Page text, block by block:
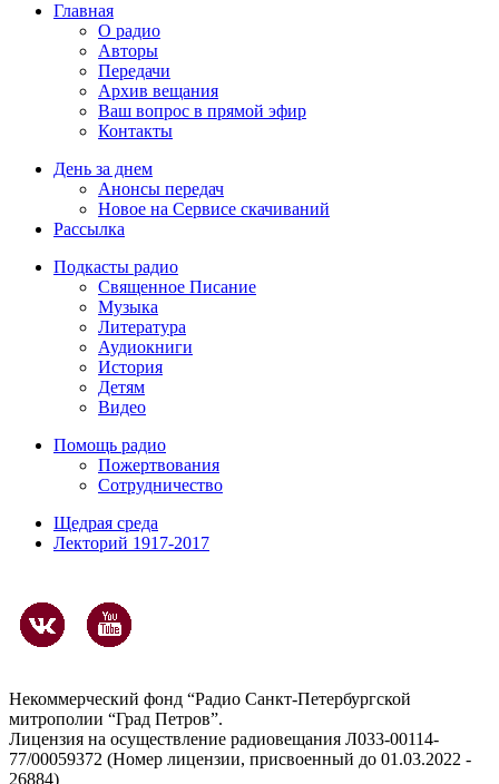
Главная
О радио
Авторы
Передачи
Архив вещания
Ваш вопрос в прямой эфир
Контакты
День за днем
Анонсы передач
Новое на Сервисе скачиваний
Рассылка
Подкасты радио
Священное Писание
Музыка
Литература
Аудиокниги
История
Детям
Видео
Помощь радио
Пожертвования
Сотрудничество
Щедрая среда
Лекторий 1917-2017
Некоммерческий фонд “Радио Санкт-Петербургской
митрополии “Град Петров”.
Лицензия на осуществление радиовещания Л033-00114-
77/00059372 (Номер лицензии, присвоенный до 01.03.2022 -
26884)